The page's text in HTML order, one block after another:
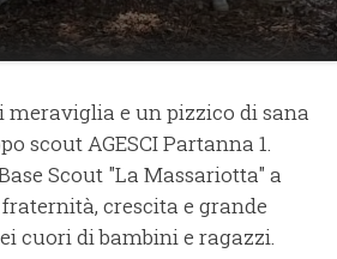
e un pizzico di sana
scout AGESCI Partanna 1.
Scout "La Massariotta" a
crescita e grande
cuori di bambini e ragazzi.